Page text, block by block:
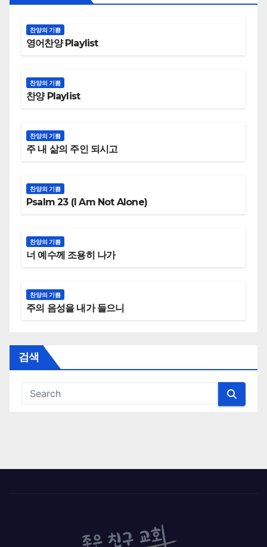
찬양의 기쁨
영어찬양 Playlist
찬양의 기쁨
찬양 Playlist
찬양의 기쁨
주 내 삶의 주인 되시고
찬양의 기쁨
Psalm 23 (I Am Not Alone)
찬양의 기쁨
너 예수께 조용히 나가
찬양의 기쁨
주의 음성을 내가 들으니
검색